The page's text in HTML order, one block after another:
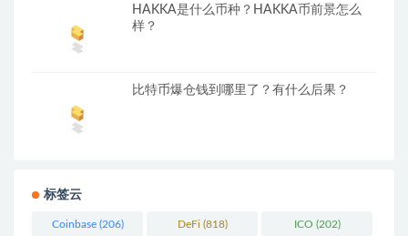
HAKKA是什么币种？HAKKA币前景怎么
样？
比特币爆仓钱到哪里了？有什么后果？
标签云
Coinbase(206) DeFi (818) ICO (202)